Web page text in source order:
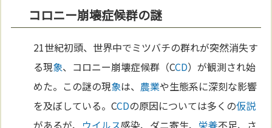
コロニー崩壊症候群の謎
21世紀初頭、世界中でミツバチの群れが突然消失す
る現象、コロニー崩壊症候群（CCD）が観測され始
めた。この謎の現象は、 農業や生態系に深刻な影響
を及ぼしている。CCDの原因については多くの仮説
があるが、 ウイルス感染、ダニ寄生、栄養不足、さ